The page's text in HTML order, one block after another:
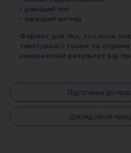
Підготовка до
Догляд після
• рівніший тон
• свіжіший вигляд
Формат для тих, хто хоче
текстурою і тоном та
комплексний результат від